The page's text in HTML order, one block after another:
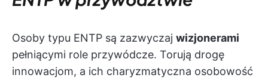
Osoby typu ENTP są zazwyczaj wizjonerami
pełniącymi role przywódcze. Torują drogę
innowacjom, a ich charyzmatyczna osobowość